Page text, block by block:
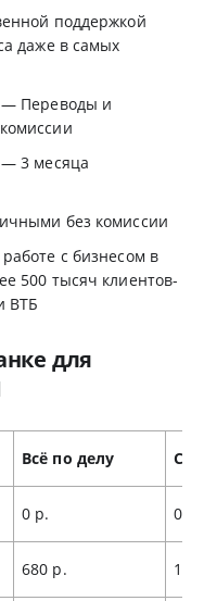
поддержкой
даже в самых
— Переводы и
— 3 месяца
без комиссии
с бизнесом в
500 тысяч клиентов-
ВТБ
для
Всё по делу
0 р. 0 р.
680 р.